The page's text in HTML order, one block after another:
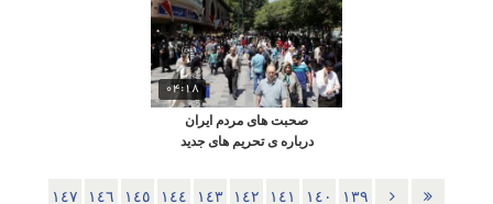
ملل به دعوت روسیه
04:18
صحبت های مردم ایران
درباره ی تحریم های جدید
١٣٩ ١٤٠ ١٤١ ١٤٢ ١٤٣ ١٤٤ ١٤٥ ١٤٦ ١٤٧